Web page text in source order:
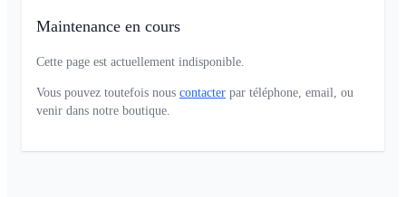
Maintenance en cours
Cette page est actuellement indisponible.
Vous pouvez toutefois nous contacter par téléphone, email, ou
venir dans notre boutique.